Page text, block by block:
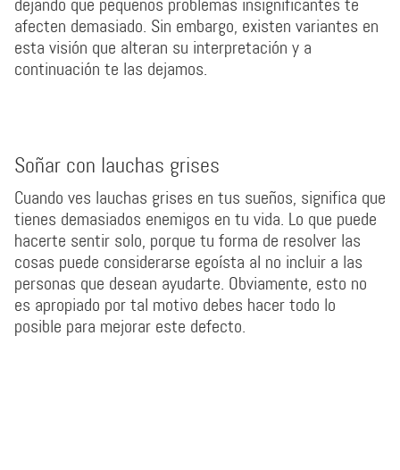
afecten demasiado. Sin embargo, existen variantes en
esta visión que alteran su interpretación y a
continuación te las dejamos.
Soñar con lauchas grises
Cuando ves lauchas grises en tus sueños, significa que
tienes demasiados enemigos en tu vida. Lo que puede
hacerte sentir solo, porque tu forma de resolver las
cosas puede considerarse egoísta al no incluir a las
personas que desean ayudarte. Obviamente, esto no
es apropiado por tal motivo debes hacer todo lo
posible para mejorar este defecto.